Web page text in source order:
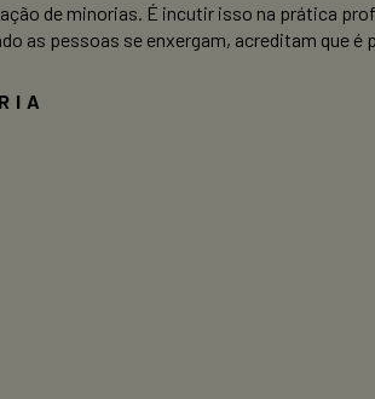
de minorias. É incutir isso na prática
as pessoas se enxergam, acreditam que é